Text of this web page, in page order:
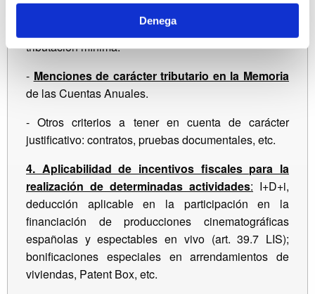
Denega
Tipo de gravamen aplicables
tributación mínima.
- Menciones de carácter tributario en la Memoria
de las Cuentas Anuales.
- Otros criterios a tener en cuenta de carácter
justificativo: contratos, pruebas documentales, etc.
4. Aplicabilidad de incentivos fiscales para la
realización de determinadas actividades: I+D+i,
deducción aplicable en la participación en la
financiación de producciones cinematográficas
españolas y espectables en vivo (art. 39.7 LIS);
bonificaciones especiales en arrendamientos de
viviendas, Patent Box, etc.